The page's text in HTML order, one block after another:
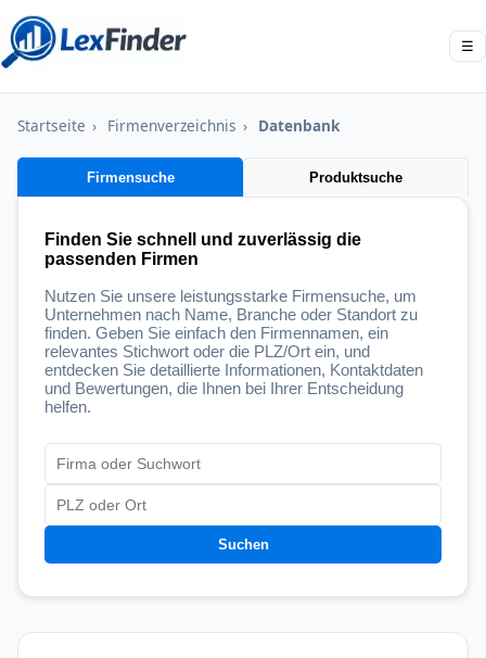
☰
Startseite › Firmenverzeichnis › Datenbank
Firmensuche Produktsuche
Finden Sie schnell und zuverlässig die
passenden Firmen
Nutzen Sie unsere leistungsstarke Firmensuche, um
Unternehmen nach Name, Branche oder Standort zu
finden. Geben Sie einfach den Firmennamen, ein
relevantes Stichwort oder die PLZ/Ort ein, und
entdecken Sie detaillierte Informationen, Kontaktdaten
und Bewertungen, die Ihnen bei Ihrer Entscheidung
helfen.
Suchen